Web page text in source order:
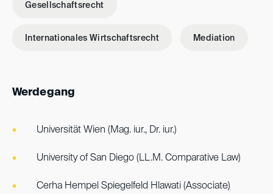
Gesellschaftsrecht
Internationales Wirtschaftsrecht Mediation
Werdegang
Universität Wien (Mag. iur., Dr. iur.)
University of San Diego (LL.M. Comparative Law)
Cerha Hempel Spiegelfeld Hlawati (Associate)